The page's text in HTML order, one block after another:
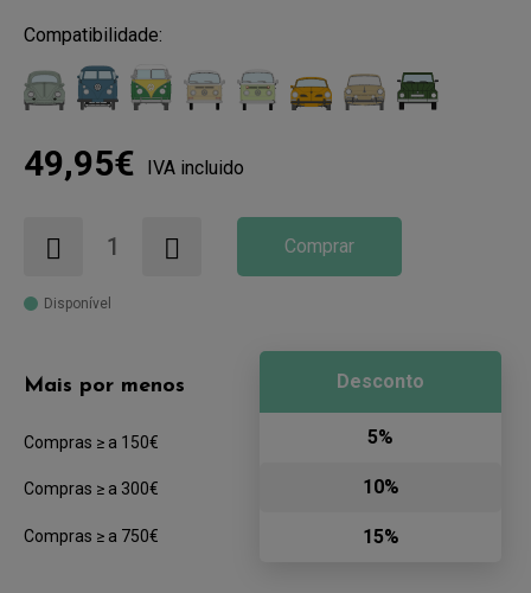
Compatibilidade:
49,95€ IVA incluido
Comprar
Disponível
Mais por menos
Compras ≥ a 150€
Compras ≥ a 300€
Compras ≥ a 750€
Desconto
5%
10%
15%